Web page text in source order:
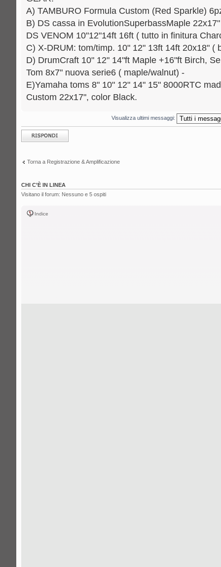
A) TAMBURO Formula Custom (Red Sparkle)
B) DS cassa in EvolutionSuperbassMaple
DS VENOM 10"12"14ft 16ft ( tutto in finitura
C) X-DRUM: tom/timp. 10" 12" 13ft 14ft 20x18" (
D) DrumCraft 10" 12" 14"ft Maple +16"ft Birch,
Tom 8x7" nuova serie6 ( maple/walnut) -
E)Yamaha toms 8" 10" 12" 14" 15" 8000RTC
Custom 22x17", color Black.
Visualizza ultimi messaggi:
Rispondi al
messaggio
Torna a Registrazione & Amplificazione
CHI C’È IN LINEA
Visitano il forum: Nessuno e 5 ospiti
Indice